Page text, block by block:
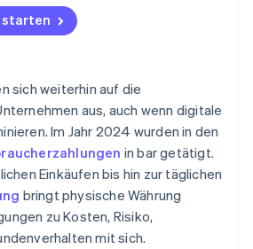
herausgeben
sich weiterhin auf die
aus, auch wenn digitale
Im Jahr 2024 wurden in den
in bar getätigt.
Einkäufen bis hin zur täglichen
bringt physische Währung
zu Kosten, Risiko,
mit sich.